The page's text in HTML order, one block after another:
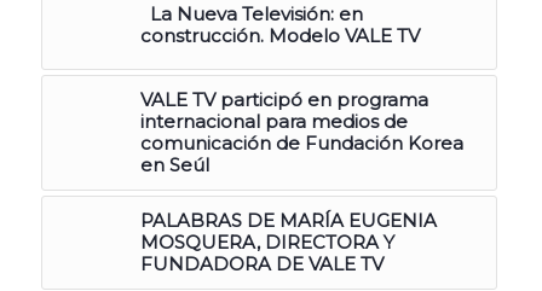
La Nueva Televisión: en
construcción. Modelo VALE TV
VALE TV participó en programa
internacional para medios de
comunicación de Fundación Korea
en Seúl
PALABRAS DE MARÍA EUGENIA
MOSQUERA, DIRECTORA Y
FUNDADORA DE VALE TV